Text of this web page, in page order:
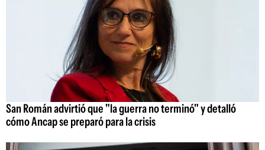
San Román advirtió que "la guerra no terminó" y detalló
cómo Ancap se preparó para la crisis